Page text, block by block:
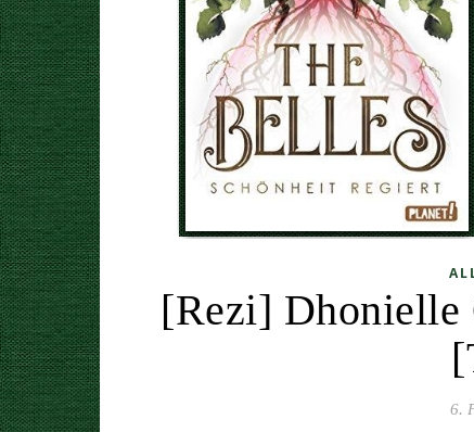
[Rezi] Dhonielle
6.